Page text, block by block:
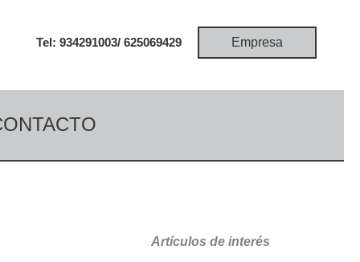
Tel: 934291003/ 625069429 Empresa
Artículos de interés